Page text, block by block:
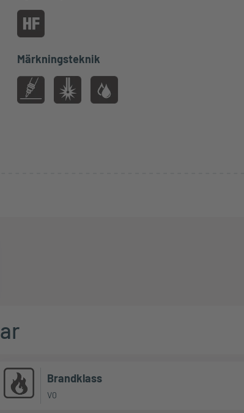
Märkningsteknik
Brandklass
V0